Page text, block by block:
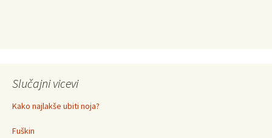
Slučajni vicevi
Kako najlakše ubiti noja?
Fuškin